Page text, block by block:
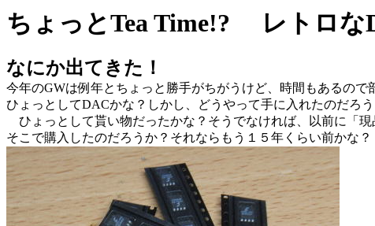
ちょっとTea Time!? レトロな
なにか出てきた！
今年のGWは例年とちょっと勝手がちがうけど、時間もあるので
ひょっとしてDACかな？しかし、どうやって手に入れたのだろう
ひょっとして貰い物だったかな？そうでなければ、以前に「現
そこで購入したのだろうか？それならもう１５年くらい前かな？